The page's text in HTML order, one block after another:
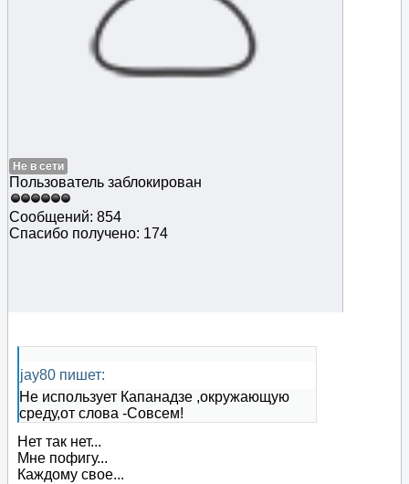
Не в сети
Пользователь заблокирован
Сообщений: 854
Спасибо получено: 174
jay80 пишет:
Не использует Капанадзе ,окружающую
среду,от слова -Совсем!
Нет так нет...
Мне пофигу...
Каждому свое...